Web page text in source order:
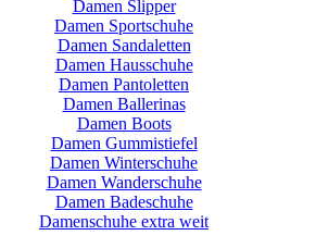
Damen Slipper
Damen Sportschuhe
Damen Sandaletten
Damen Hausschuhe
Damen Pantoletten
Damen Ballerinas
Damen Boots
Damen Gummistiefel
Damen Winterschuhe
Damen Wanderschuhe
Damen Badeschuhe
Damenschuhe extra weit